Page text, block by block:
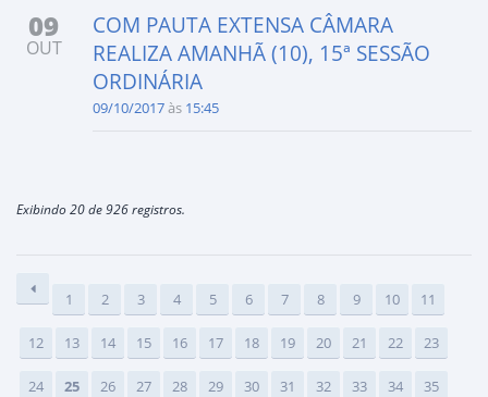
09
OUT
COM PAUTA EXTENSA CÂMARA
REALIZA AMANHÃ (10), 15ª SESSÃO
ORDINÁRIA
09/10/2017às 15:45
Exibindo 20 de 926 registros.
1 2 3 4 5 6 7 8 9 10 11
12 13 14 15 16 17 18 19 20 21 22 23
24 25 26 27 28 29 30 31 32 33 34 35